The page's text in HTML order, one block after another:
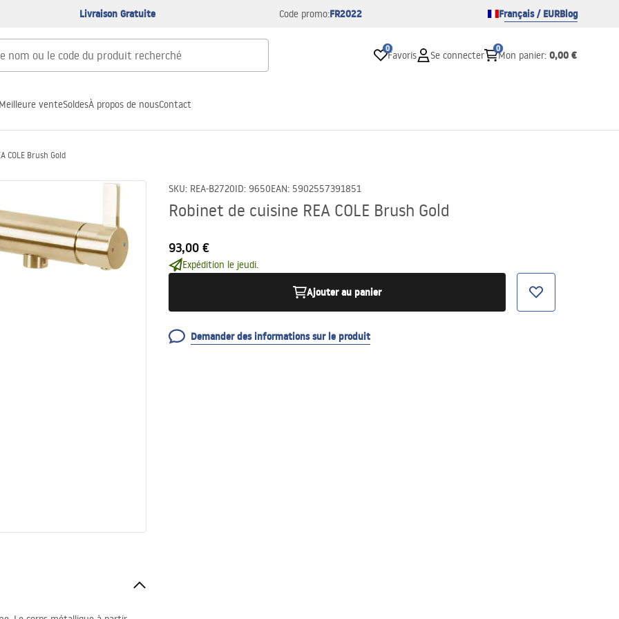
Livraison Gratuite Code promo:FR2022 Français / EURBlog
0
Favoris Se connecter
0
Mon panier: 0,00 €
Meilleure venteSoldesÀ propos de nousContact
COLE Brush Gold
SKU: REA-B2720ID: 9650EAN: 5902557391851
Robinet de cuisine REA COLE Brush Gold
93,00 €
Expédition le jeudi.
Ajouter au panier
Demander des informations sur le produit